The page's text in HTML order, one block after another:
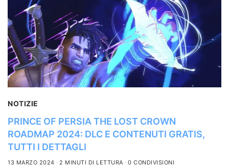
NOTIZIE
PRINCE OF PERSIA THE LOST CROWN
ROADMAP 2024: DLC E CONTENUTI GRATIS,
TUTTI I DETTAGLI
13 MARZO 2024 2 MINUTI DI LETTURA 0 CONDIVISIONI